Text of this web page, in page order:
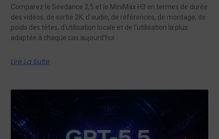
Comparez le Seedance 2,5 et le MiniMax H3 en termes de durée
des vidéos, de sortie 2K, d'audio, de références, de montage, de
poids des têtes, d'utilisation locale et de l'utilisation la plus
adaptée à chaque cas aujourd'hui.
Lire La Suite